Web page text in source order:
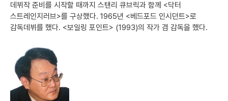
데뷔작 준비를 시작할 때까지 스탠리 큐브릭과 함께 <닥터
스트레인지러브>를 구상했다. 1965년 <베드포드 인시던트>로
감독데뷔를 했다. <보일링 포인트> (1993)의 작가 겸 감독을 했다.